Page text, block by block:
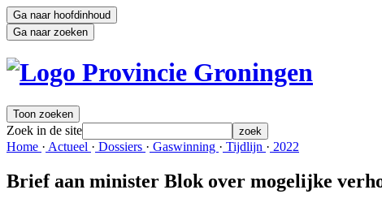
Ga naar hoofdinhoud
Ga naar zoeken
Toon zoeken
Zoek in de site zoek
Home · Actueel · Dossiers · Gaswinning · Tijdlijn · 2022
Brief aan minister Blok over mogelijke